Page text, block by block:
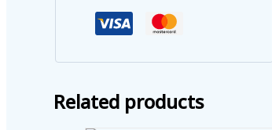
Related products